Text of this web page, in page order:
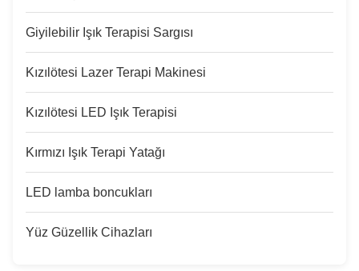
Giyilebilir Işık Terapisi Sargısı
Kızılötesi Lazer Terapi Makinesi
Kızılötesi LED Işık Terapisi
Kırmızı Işık Terapi Yatağı
LED lamba boncukları
Yüz Güzellik Cihazları